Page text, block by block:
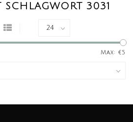
SCHLAGWORT 3031
Max: €5